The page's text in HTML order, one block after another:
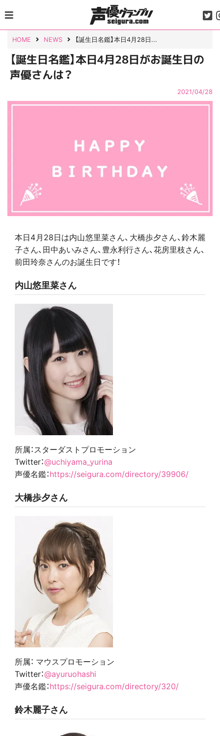
to
content
HOME NEWS 【誕生日名鑑】本日4月28日...
【誕生日名鑑】本日4月28日がお誕生日の
声優さんは？
2021/04/28
本日4月28日は内山悠里菜さん、大橋歩夕さん、鈴木麗
子さん、田中あいみさん、豊永利行さん、花房里枝さん、
前田玲奈さんのお誕生日です！
内山悠里菜さん
所属：スターダストプロモーション
Twitter：@uchiyama_yurina
声優名鑑：https://seigura.com/directory/39906/
大橋歩夕さん
所属： マウスプロモーション
Twitter：@ayuruohashi
声優名鑑：https://seigura.com/directory/320/
鈴木麗子さん